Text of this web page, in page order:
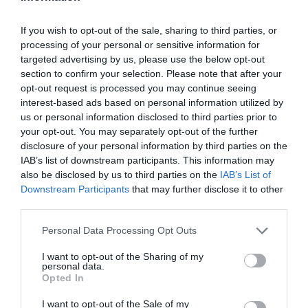
If you wish to opt-out of the sale, sharing to third parties, or
processing of your personal or sensitive information for
targeted advertising by us, please use the below opt-out
section to confirm your selection. Please note that after your
opt-out request is processed you may continue seeing
interest-based ads based on personal information utilized by
us or personal information disclosed to third parties prior to
your opt-out. You may separately opt-out of the further
disclosure of your personal information by third parties on the
IAB’s list of downstream participants. This information may
also be disclosed by us to third parties on the IAB’s List of
Downstream Participants that may further disclose it to other
Personal Data Processing Opt Outs
I want to opt-out of the Sharing of my
personal data.
Opted In
I want to opt-out of the Sale of my
microempresa la gestió del concurs, prescindint
procuradors. Segons Cecot, això suposarà una
reducció de temps i cost dels processos
concursals, però, alhora, significarà que la
microempresa concursada hagi d’autogestionar
el seu concurs.
La segona oportunitat i
els deutes
igura de l’expert en la reestructuració
, de
nomenament voluntari, a excepció d’alguns casos
que és obligatori. La persona que exerceixi aquest